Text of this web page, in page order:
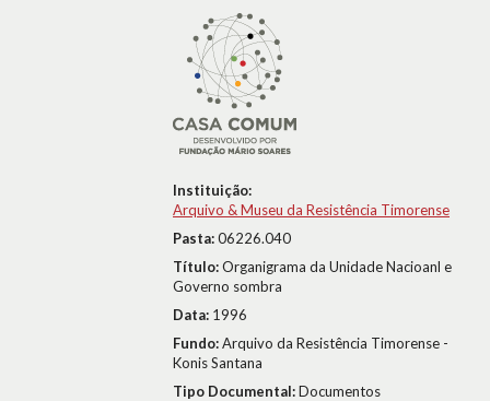
Instituição:
Arquivo & Museu da Resistência Timorense
Pasta:06226.040
Título:Organigrama da Unidade Nacioanl e
Governo sombra
Data: 1996
Fundo:Arquivo da Resistência Timorense -
Konis Santana
Tipo Documental:Documentos